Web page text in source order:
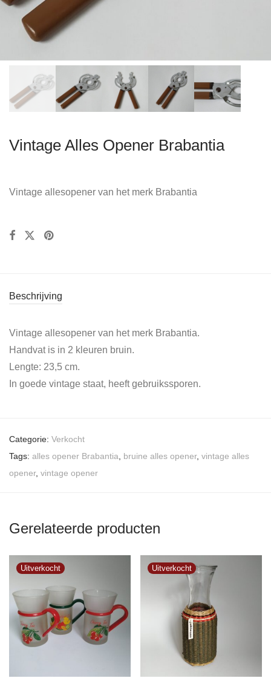
Vintage Alles Opener Brabantia
Vintage allesopener van het merk Brabantia
Beschrijving
Vintage allesopener van het merk Brabantia.
Handvat is in 2 kleuren bruin.
Lengte: 23,5 cm.
In goede vintage staat, heeft gebruikssporen.
Categorie: Verkocht
Tags: alles opener Brabantia bruine alles opener, vintage alles
opener, vintage opener
Gerelateerde producten